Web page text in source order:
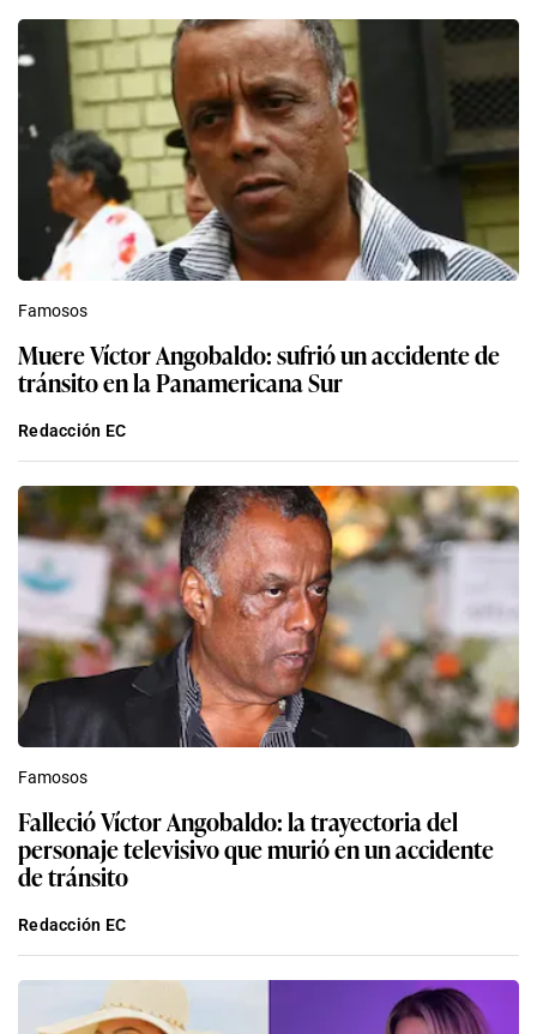
Famosos
Muere Víctor Angobaldo: sufrió un accidente de
tránsito en la Panamericana Sur
Redacción EC
Famosos
Falleció Víctor Angobaldo: la trayectoria del
personaje televisivo que murió en un accidente
de tránsito
Redacción EC